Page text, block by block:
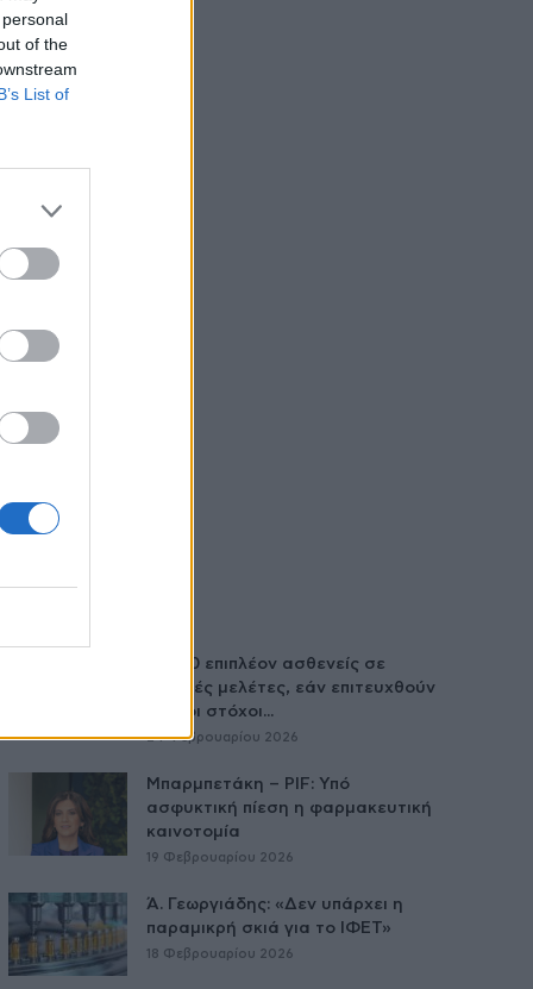
of the
List of
35.000 επιπλέον ασθενείς σε
κλινικές μελέτες, εάν επιτευχθούν
οι νέοι στόχοι...
24 Φεβρουαρίου 2026
Μπαρμπετάκη – PIF: Υπό
ασφυκτική πίεση η φαρμακευτική
καινοτομία
19 Φεβρουαρίου 2026
Ά. Γεωργιάδης: «Δεν υπάρχει η
παραμικρή σκιά για το ΙΦΕΤ»
18 Φεβρουαρίου 2026